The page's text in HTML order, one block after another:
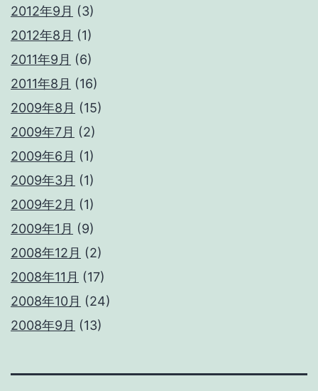
2012年9月 (3)
2012年8月 (1)
2011年9月 (6)
2011年8月 (16)
2009年8月 (15)
2009年7月 (2)
2009年6月 (1)
2009年3月 (1)
2009年2月 (1)
2009年1月 (9)
2008年12月 (2)
2008年11月 (17)
2008年10月 (24)
2008年9月 (13)